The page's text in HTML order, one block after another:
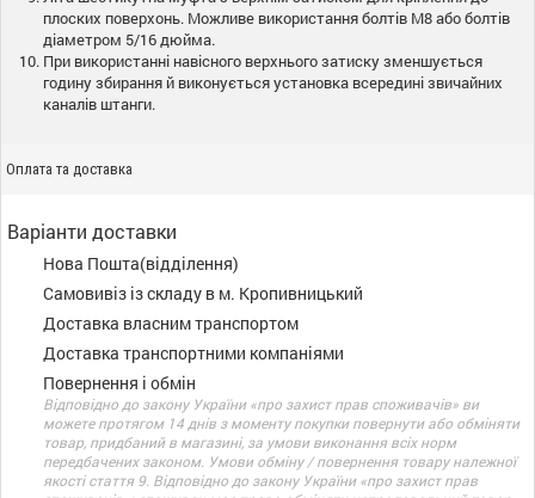
плоских поверхонь. Можливе використання болтів M8 або болтів
діаметром 5/16 дюйма.
При використанні навісного верхнього затиску зменшується
годину збирання й виконується установка всередині звичайних
каналів штанги.
Оплата та доставка
Варіанти доставки
Нова Пошта(відділення)
Самовивіз із складу в м. Кропивницький
Доставка власним транспортом
Доставка транспортними компаніями
Повернення і обмін
Відповідно до закону України «про захист прав споживачів» ви
можете протягом 14 днів з моменту покупки повернути або обміняти
товар, придбаний в магазині, за умови виконання всіх норм
передбачених законом. Умови обміну / повернення товару належної
якості стаття 9. Відповідно до закону України «про захист прав